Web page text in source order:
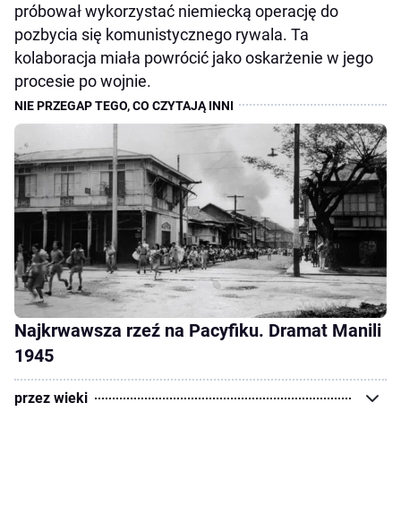
próbował wykorzystać niemiecką operację do
pozbycia się komunistycznego rywala. Ta
kolaboracja miała powrócić jako oskarżenie w jego
procesie po wojnie.
Najkrwawsza rzeź na Pacyfiku. Dramat Manili
1945
przez wieki